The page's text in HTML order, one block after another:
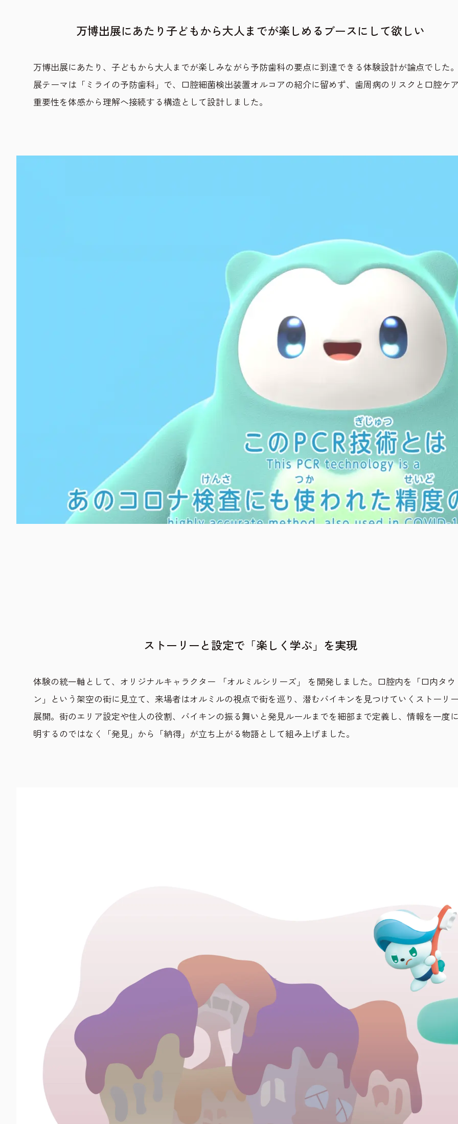
万博出展にあたり子どもから大人までが楽しめるブースにして欲しい
万博出展にあたり、子どもから大人までが楽しみながら予防歯科の要点に到達できる体験設計が論点でした
展テーマは「ミライの予防歯科」で、口腔細菌検出装置オルコアの紹介に留めず、歯周病のリスクと口腔ケ
重要性を体感から理解へ接続する構造として設計しました。
ストーリーと設定で「楽しく学ぶ」を実現
体験の統一軸として、オリジナルキャラクター 「オルミルシリーズ」 を開発しました。口腔内を「口内タウ
ン」という架空の街に見立て、来場者はオルミルの視点で街を巡り、潜むバイキンを見つけていくストーリ
展開。街のエリア設定や住人の役割、バイキンの振る舞いと発見ルールまでを細部まで定義し、情報を一度
明するのではなく「発見」から「納得」が立ち上がる物語として組み上げました。